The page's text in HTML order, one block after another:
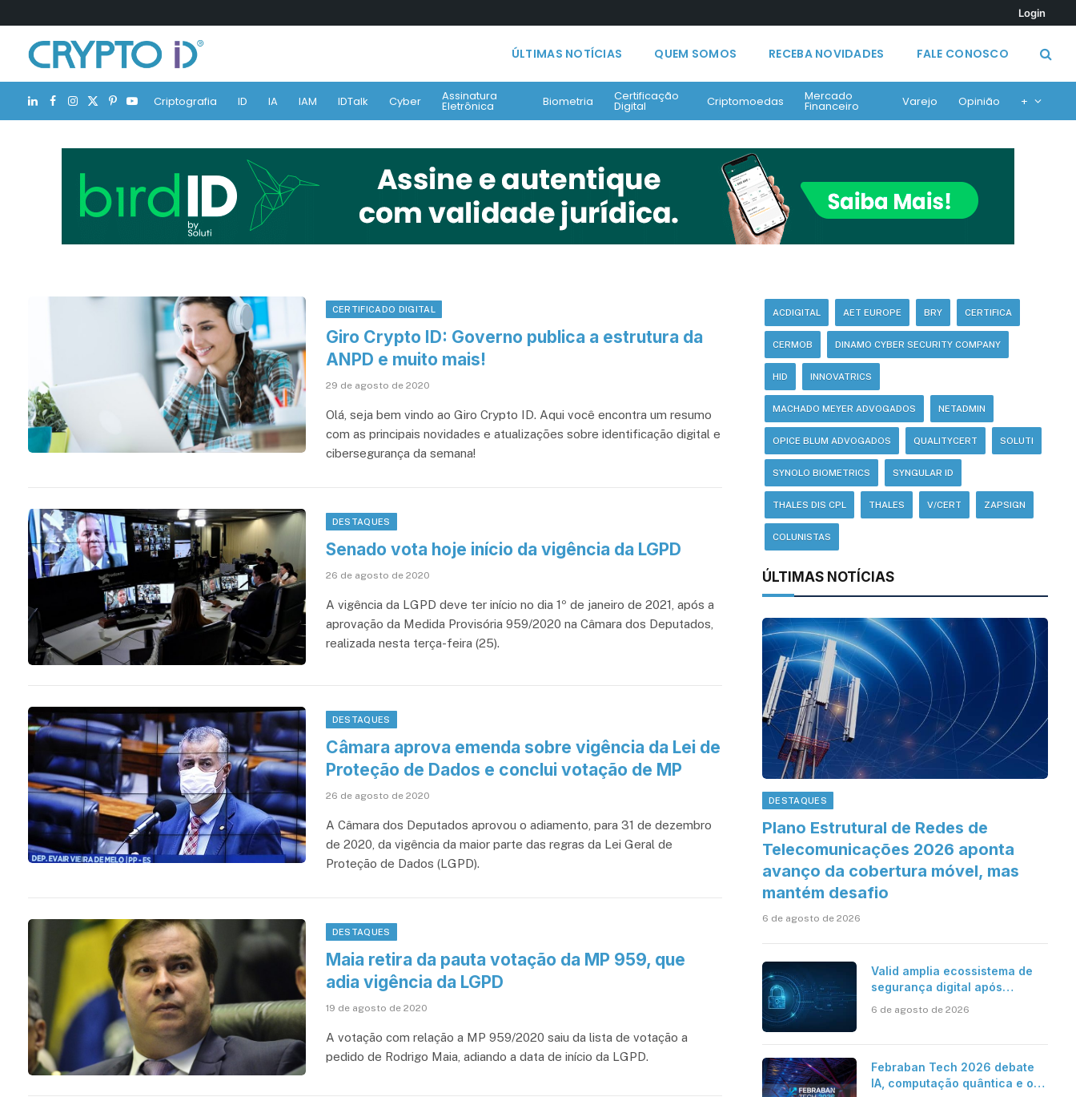
Login
ÚLTIMAS NOTÍCIAS QUEM SOMOS RECEBA NOVIDADES FALE CONOSCO
LinkedIn
Facebook
Instagram
X
(Twitter)
Pinterest
YouTubeCriptografia ID IA IAM IDTalk Cyber Assinatura
Eletrônica Biometria Certificação
Digital Criptomoedas Mercado
Financeiro Varejo Opinião +
CERTIFICADO DIGITAL
Giro Crypto ID: Governo publica a estrutura da
ANPD e muito mais!
29 de agosto de 2020
Olá, seja bem vindo ao Giro Crypto ID. Aqui você encontra um resumo
com as principais novidades e atualizações sobre identificação digital e
cibersegurança da semana!
DESTAQUES
Senado vota hoje início da vigência da LGPD
26 de agosto de 2020
A vigência da LGPD deve ter início no dia 1º de janeiro de 2021, após a
aprovação da Medida Provisória 959/2020 na Câmara dos Deputados,
realizada nesta terça-feira (25).
DESTAQUES
Câmara aprova emenda sobre vigência da Lei de
Proteção de Dados e conclui votação de MP
26 de agosto de 2020
A Câmara dos Deputados aprovou o adiamento, para 31 de dezembro
de 2020, da vigência da maior parte das regras da Lei Geral de
Proteção de Dados (LGPD).
DESTAQUES
Maia retira da pauta votação da MP 959, que
adia vigência da LGPD
19 de agosto de 2020
A votação com relação a MP 959/2020 saiu da lista de votação a
pedido de Rodrigo Maia, adiando a data de início da LGPD.
ACDIGITAL AET EUROPE BRY CERTIFICA
CERMOB DINAMO CYBER SECURITY COMPANY
HID INNOVATRICS
MACHADO MEYER ADVOGADOS NETADMIN
OPICE BLUM ADVOGADOS QUALITYCERT SOLUTI
SYNOLO BIOMETRICS SYNGULAR ID
THALES DIS CPL THALES V/CERT ZAPSIGN
COLUNISTAS
ÚLTIMAS NOTÍCIAS
DESTAQUES
Plano Estrutural de Redes de
Telecomunicações 2026 aponta
avanço da cobertura móvel, mas
mantém desafio
6 de agosto de 2026
Valid amplia ecossistema de
segurança digital após
6 de agosto de 2026
Febraban Tech 2026 debate
IA, computação quântica e os